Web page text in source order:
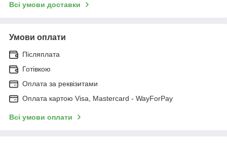
Всі умови доставки
Умови оплати
Післяплата
Готівкою
Оплата за реквізитами
Оплата картою Visa, Mastercard - WayForPay
Всі умови оплати